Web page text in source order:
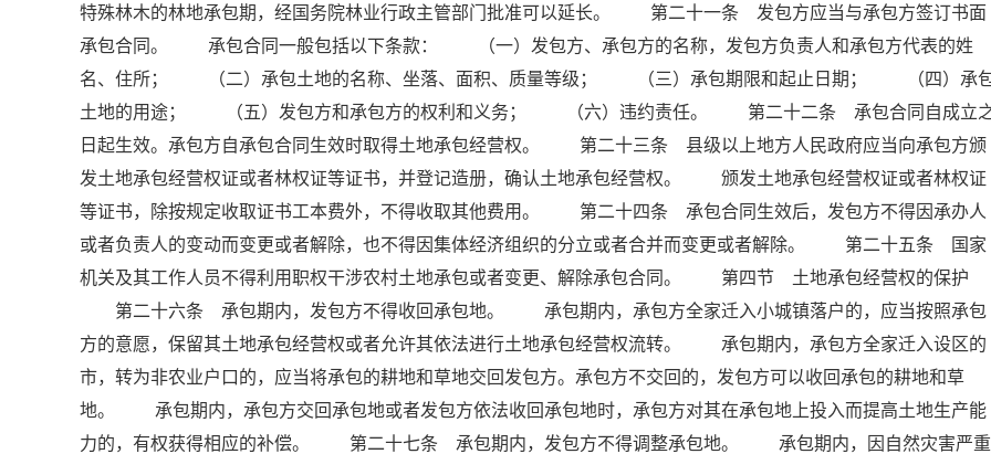
特殊林木的林地承包期，经国务院林业行政主管部门批准可以延长。 第二十一条 发包方应当与承包方签订书面
承包合同。 承包合同一般包括以下条款： （一）发包方、承包方的名称，发包方负责人和承包方代表的姓
名、住所； （二）承包土地的名称、坐落、面积、质量等级； （三）承包期限和起止日期； （四）承
土地的用途； （五）发包方和承包方的权利和义务； （六）违约责任。 第二十二条 承包合同自成立
日起生效。承包方自承包合同生效时取得土地承包经营权。 第二十三条 县级以上地方人民政府应当向承包方颁
发土地承包经营权证或者林权证等证书，并登记造册，确认土地承包经营权。 颁发土地承包经营权证或者林权证
等证书，除按规定收取证书工本费外，不得收取其他费用。 第二十四条 承包合同生效后，发包方不得因承办人
或者负责人的变动而变更或者解除，也不得因集体经济组织的分立或者合并而变更或者解除。 第二十五条 国家
机关及其工作人员不得利用职权干涉农村土地承包或者变更、解除承包合同。 第四节 土地承包经营权的保护
第二十六条 承包期内，发包方不得收回承包地。 承包期内，承包方全家迁入小城镇落户的，应当按照承包
方的意愿，保留其土地承包经营权或者允许其依法进行土地承包经营权流转。 承包期内，承包方全家迁入设区的
市，转为非农业户口的，应当将承包的耕地和草地交回发包方。承包方不交回的，发包方可以收回承包的耕地和草
地。 承包期内，承包方交回承包地或者发包方依法收回承包地时，承包方对其在承包地上投入而提高土地生产能
力的，有权获得相应的补偿。 第二十七条 承包期内，发包方不得调整承包地。 承包期内，因自然灾害严重